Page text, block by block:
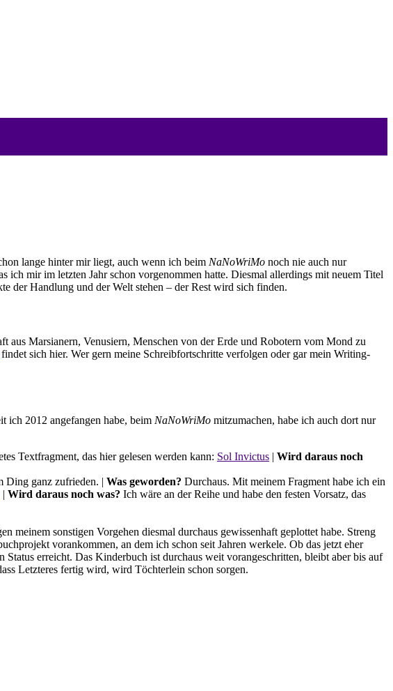
lange hinter mir liegt, auch wenn ich beim NaNoWriMo noch nie auch nur
mir im letzten Jahr schon vorgenommen hatte. Diesmal allerdings mit neuem Titel
der Handlung und der Welt stehen – der Rest wird sich finden.
aus Marsianern, Venusiern, Menschen von der Erde und Robotern vom Mond zu
findet sich hier. Wer gern meine Schreibfortschritte verfolgen oder gar mein Writing-
ich 2012 angefangen habe, beim NaNoWriMo mitzumachen, habe ich auch dort nur
Textfragment, das hier gelesen werden kann: Sol Invictus | Wird daraus noch
Ding ganz zufrieden. | Was geworden? Durchaus. Mit meinem Fragment habe ich ein
| Wird daraus noch was? Ich wäre an der Reihe und habe den festen Vorsatz, das
meinem sonstigen Vorgehen diesmal durchaus gewissenhaft geplottet habe. Streng
vorankommen, an dem ich schon seit Jahren werkele. Ob das jetzt eher
Status erreicht. Das Kinderbuch ist durchaus weit vorangeschritten, bleibt aber bis auf
Letzteres fertig wird, wird Töchterlein schon sorgen.